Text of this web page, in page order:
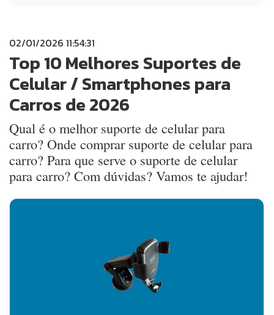
02/01/2026 11:54:31
Top 10 Melhores Suportes de
Celular / Smartphones para
Carros de 2026
Qual é o melhor suporte de celular para
carro? Onde comprar suporte de celular para
carro? Para que serve o suporte de celular
para carro? Com dúvidas? Vamos te ajudar!